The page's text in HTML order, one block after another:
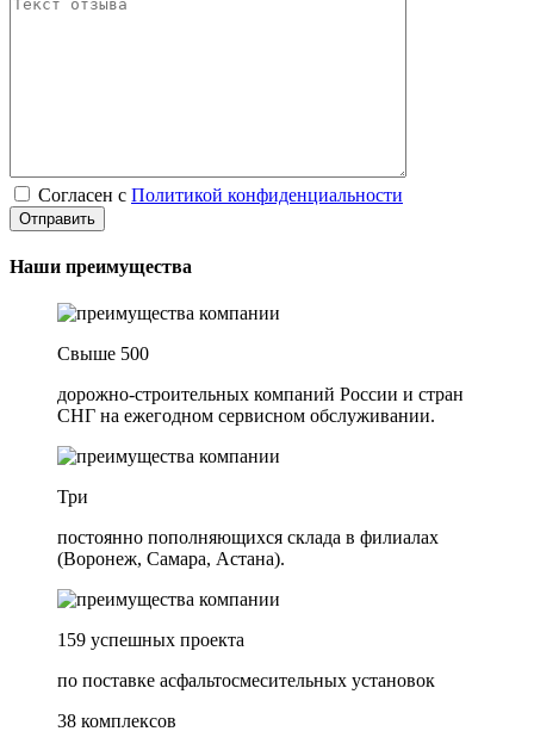
Согласен с Политикой конфиденциальности
Наши преимущества
Свыше 500
дорожно-строительных компаний России и стран
СНГ на ежегодном сервисном обслуживании.
Три
постоянно пополняющихся склада в филиалах
(Воронеж, Самара, Астана).
159 успешных проекта
по поставке асфальтосмесительных установок
38 комплексов